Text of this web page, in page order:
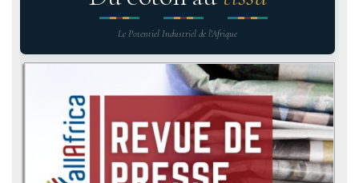
Le Potentiel Industriel de l'Afrique